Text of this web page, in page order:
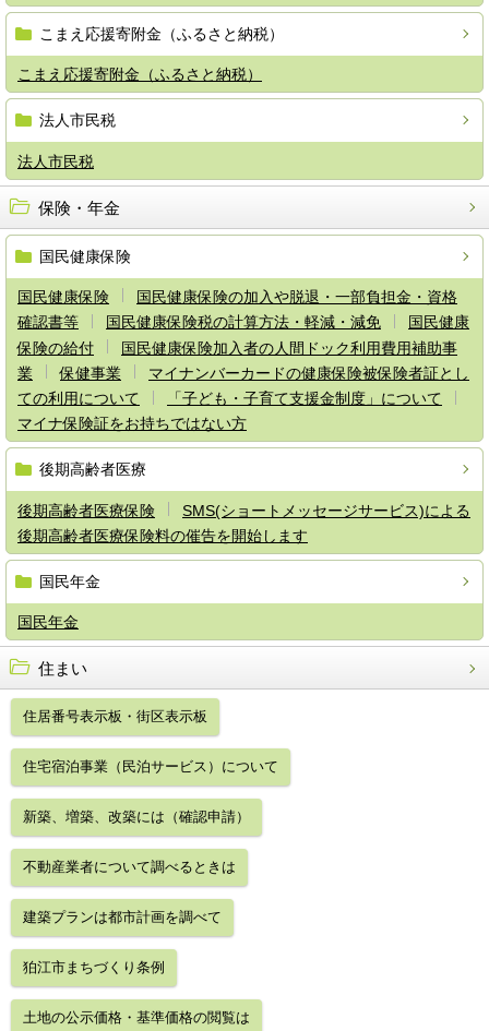
こまえ応援寄附金（ふるさと納税）
こまえ応援寄附金（ふるさと納税）
法人市民税
法人市民税
保険・年金
国民健康保険
国民健康保険
国民健康保険の加入や脱退・一部負担金・資格
確認書等
国民健康保険税の計算方法・軽減・減免
国民健康
保険の給付
国民健康保険加入者の人間ドック利用費用補助事
業
保健事業
マイナンバーカードの健康保険被保険者証とし
ての利用について
「子ども・子育て支援金制度」について
マイナ保険証をお持ちではない方
後期高齢者医療
後期高齢者医療保険
SMS(ショートメッセージサービス)による
後期高齢者医療保険料の催告を開始します
国民年金
国民年金
住まい
住居番号表示板・街区表示板
住宅宿泊事業（民泊サービス）について
新築、増築、改築には（確認申請）
不動産業者について調べるときは
建築プランは都市計画を調べて
狛江市まちづくり条例
土地の公示価格・基準価格の閲覧は